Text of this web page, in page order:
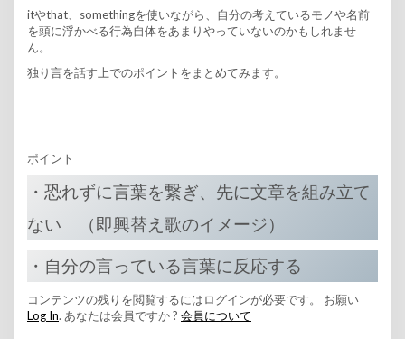
itやthat、somethingを使いながら、自分の考えているモノや名前
を頭に浮かべる行為自体をあまりやっていないのかもしれませ
ん。
独り言を話す上でのポイントをまとめてみます。
ポイント
・恐れずに言葉を繋ぎ、先に文章を組み立て
ない （即興替え歌のイメージ）
・自分の言っている言葉に反応する
コンテンツの残りを閲覧するにはログインが必要です。 お願い
Log In. あなたは会員ですか ? 会員について